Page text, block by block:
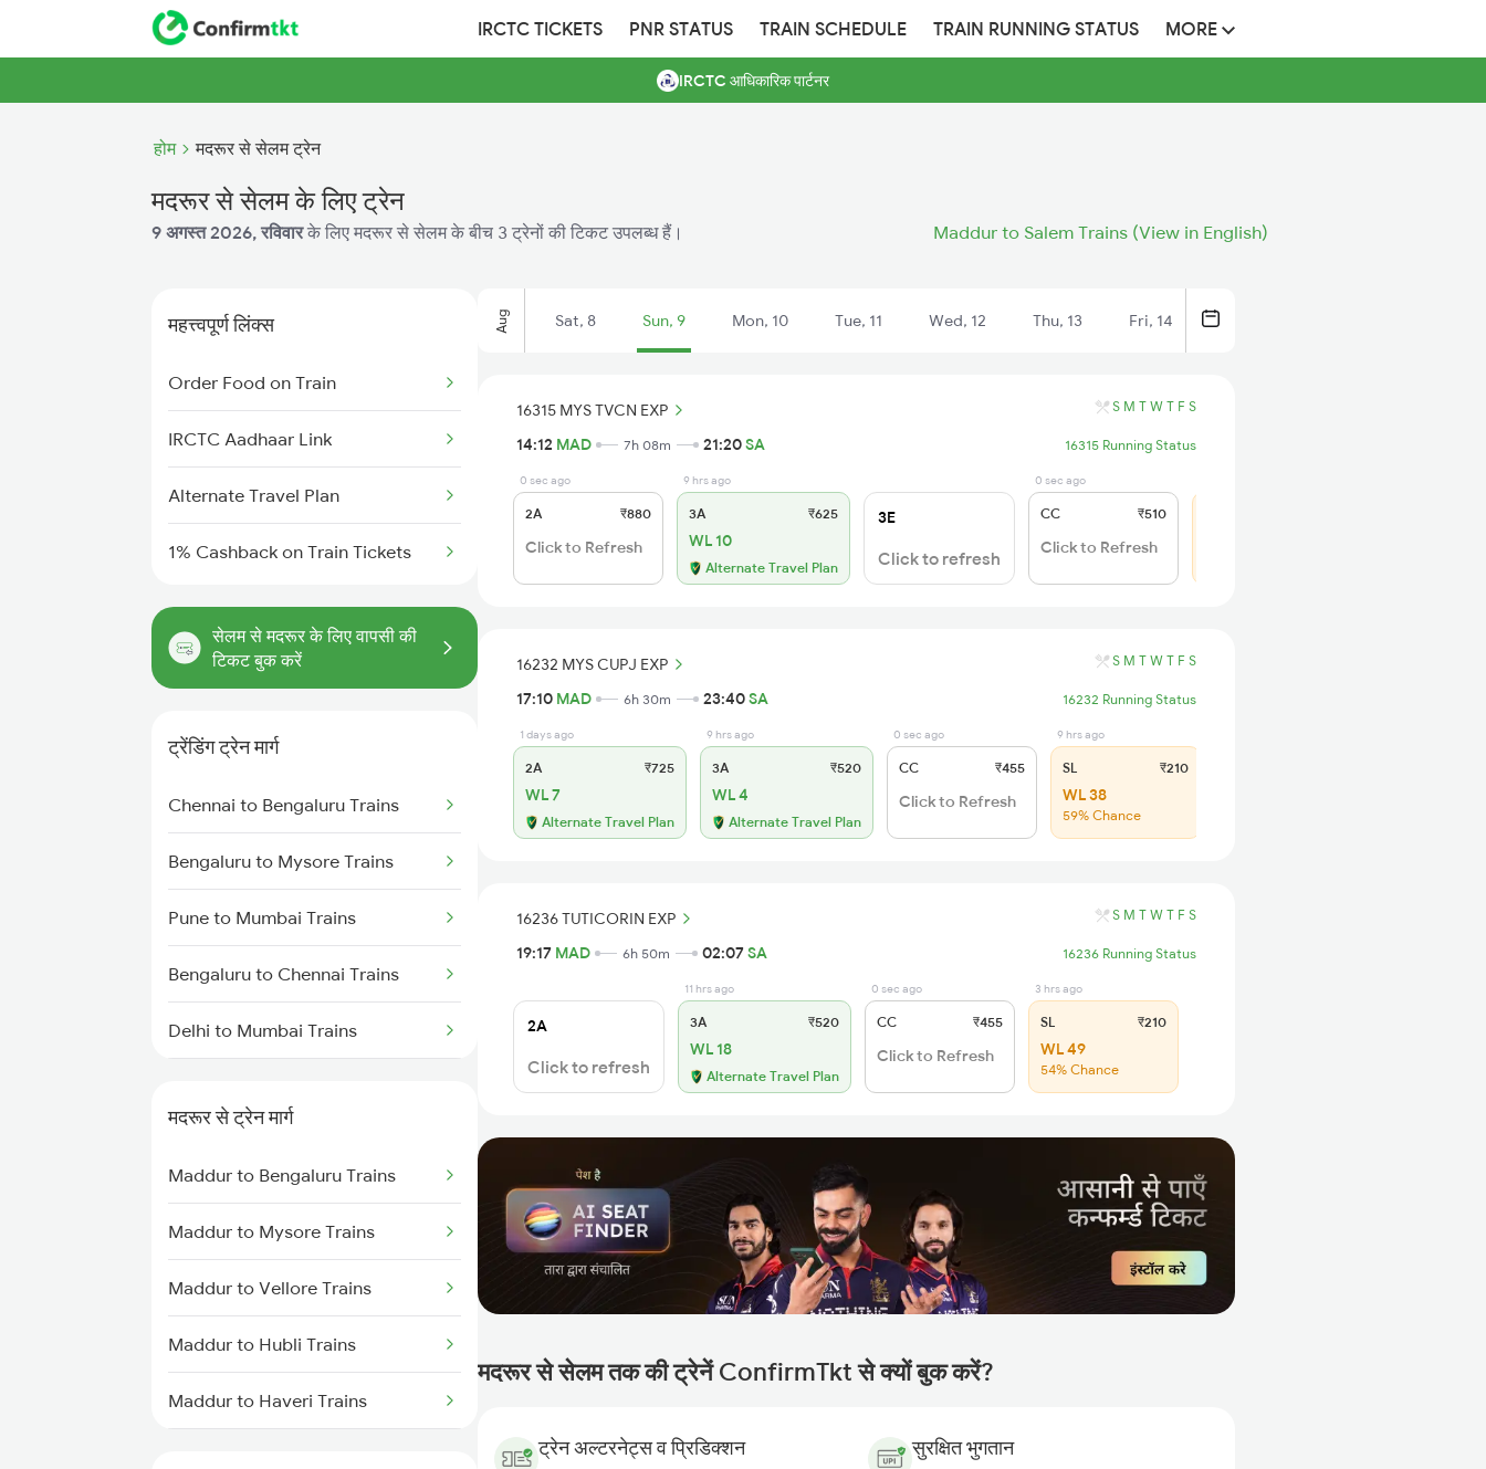
IRCTC TICKETS PNR STATUS TRAIN SCHEDULE TRAIN RUNNING STATUS MORE
IRCTC आधिकारिक पार्टनर
होम मदरूर से सेलम ट्रेन
मदरूर से सेलम के लिए ट्रेन
9 अगस्त 2026, रविवारके लिए मदरूर से सेलम के बीच 3 ट्रेनों की टिकट उपलब्ध हैं। Maddur to Salem Trains (View in English)
महत्त्वपूर्ण लिंक्स
Order Food on Train
IRCTC Aadhaar Link
Alternate Travel Plan
1% Cashback on Train Tickets
सेलम से मदरूर के लिए वापसी की
टिकट बुक करें
ट्रेंडिंग ट्रेन मार्ग
Chennai to Bengaluru Trains
Bengaluru to Mysore Trains
Pune to Mumbai Trains
Bengaluru to Chennai Trains
Delhi to Mumbai Trains
Mumbai to Delhi Trains
Mumbai to Goa Trains
Chennai to Coimbatore Trains
मदरूर से ट्रेन मार्ग
Maddur to Bengaluru Trains
Maddur to Mysore Trains
Maddur to Vellore Trains
Maddur to Hubli Trains
Maddur to Haveri Trains
Aug Sat, 8 Sun, 9 Mon, 10 Tue, 11 Wed, 12 Thu, 13 Fri, 14
16315 MYS TVCN EXP S M T W T F S
14:12 MAD 7h 08m 21:20SA 16315 Running Status
0 sec ago
2A ₹880
Click to Refresh
9 hrs ago
3A ₹625
WL 10
Alternate Travel Plan
3E
Click to refresh
0 sec ago
CC ₹510
Click to Refresh
16232 MYS CUPJ EXP S M T W T F S
17:10 MAD 6h 30m 23:40SA 16232 Running Status
1 days ago
2A ₹725
WL 7
Alternate Travel Plan
9 hrs ago
3A ₹520
WL 4
Alternate Travel Plan
0 sec ago
CC ₹455
Click to Refresh
9 hrs ago
SL ₹210
WL 38
59% Chance
16236 TUTICORIN EXP S M T W T F S
19:17 MAD 6h 50m 02:07SA 16236 Running Status
2A
Click to refresh
11 hrs ago
3A ₹520
WL 18
Alternate Travel Plan
0 sec ago
CC ₹455
Click to Refresh
3 hrs ago
SL ₹210
WL 49
54% Chance
मदरूर से सेलम तक की ट्रेनें ConfirmTkt से क्यों बुक करें?
ट्रेन अल्टरनेट्स व प्रिडिक्शन सुरक्षित भुगतान